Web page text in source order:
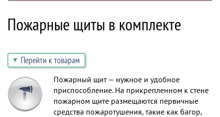
Сотрудничество
Поставщикам
Обзоры
Контакты
ПН - ЧТ:
Выдача продукции:
Пожарные щиты в комплекте
Перейти к товарам
Пожарный щит — нужное и удобное
приспособление. На прикрепленном к стене
пожарном щите размещаются первичные
средства пожаротушения, такие как багор,